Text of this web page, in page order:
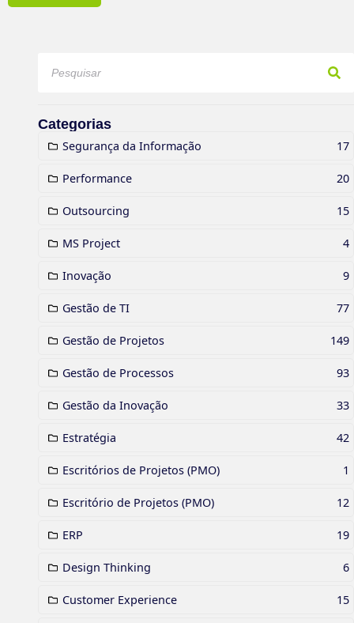
Categorias
Segurança da Informação 17
Performance 20
Outsourcing 15
MS Project 4
Inovação 9
Gestão de TI 77
Gestão de Projetos 149
Gestão de Processos 93
Gestão da Inovação 33
Estratégia 42
Escritórios de Projetos (PMO) 1
Escritório de Projetos (PMO) 12
ERP 19
Design Thinking 6
Customer Experience 15